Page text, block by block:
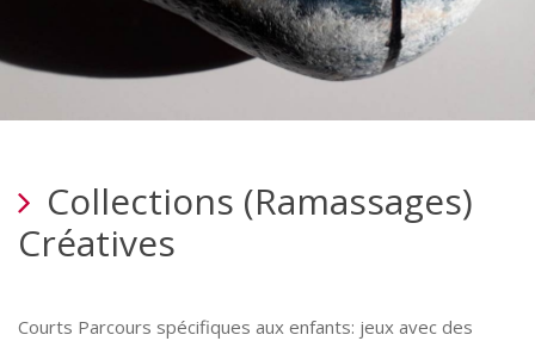
Collections (Ramassages)
Créatives
Courts Parcours spécifiques aux enfants: jeux avec des